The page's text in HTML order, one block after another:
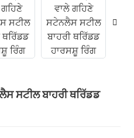
ਸਟੀਲ ਬਾਹਰੀ ਥਰਿੱਡਡ